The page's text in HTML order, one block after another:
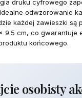
druku cyfrowego
odwzorowanie
każdej zawieszki są
9.5 cm, co gwarantuje
końcowego.
osobisty